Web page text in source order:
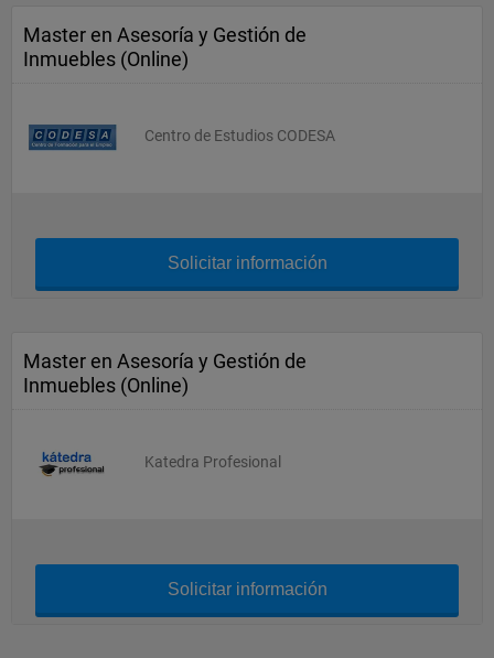
Master en Asesoría y Gestión de
Inmuebles (Online)
Centro de Estudios CODESA
Solicitar información
Master en Asesoría y Gestión de
Inmuebles (Online)
Katedra Profesional
Solicitar información